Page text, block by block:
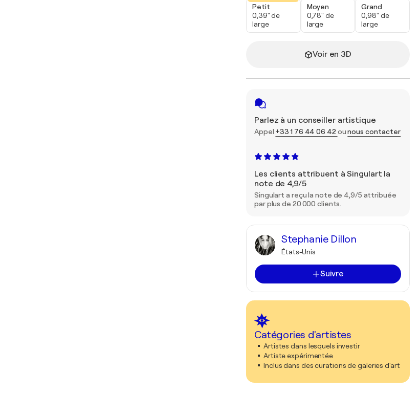
Petit
0,39" de
large
Moyen
0,78" de
large
Grand
0,98" de
large
Voir en 3D
Parlez à un conseiller artistique
Appel +33 1 76 44 06 42 ounous contacter
Les clients attribuent à Singulart la
note de 4,9/5
Singulart a reçu la note de 4,9/5 attribuée
par plus de 20 000 clients.
Stephanie Dillon
États-Unis
Suivre
Catégories d'artistes
Artistes dans lesquels investir
Artiste expérimentée
Inclus dans des curations de galeries d'art